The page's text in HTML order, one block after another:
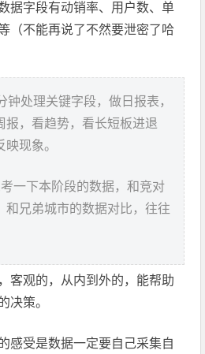
据字段有动销率、用户数、单
（不能再说了不然要泄密了哈
钟处理关键字段，做日报表，
报，看趋势，看长短板进退
现象。
一下本阶段的数据，和竞对
和兄弟城市的数据对比，往往
客观的，从内到外的，能帮助
决策。
感受是数据一定要自己采集自